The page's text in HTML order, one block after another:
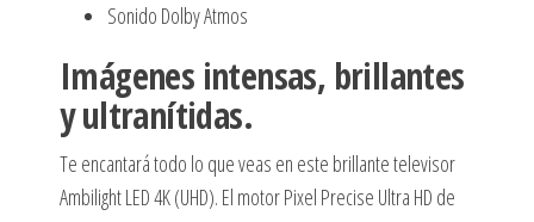
Sonido Dolby Atmos
Imágenes intensas, brillantes
y ultranítidas.
Te encantará todo lo que veas en este brillante televisor
Ambilight LED 4K (UHD). El motor Pixel Precise Ultra HD de